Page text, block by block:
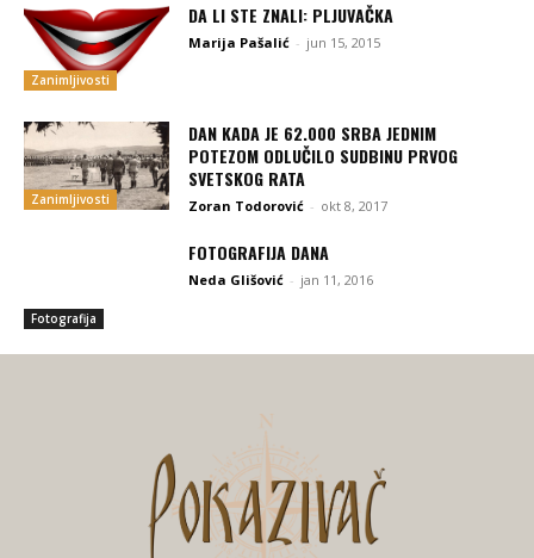
Zanimljivosti
DA LI STE ZNALI: PLJUVAČKA
Marija Pašalić - jun 15, 2015
Zanimljivosti
DAN KADA JE 62.000 SRBA JEDNIM
POTEZOM ODLUČILO SUDBINU PRVOG
SVETSKOG RATA
Zoran Todorović - okt 8, 2017
Fotografija
FOTOGRAFIJA DANA
Neda Glišović - jan 11, 2016